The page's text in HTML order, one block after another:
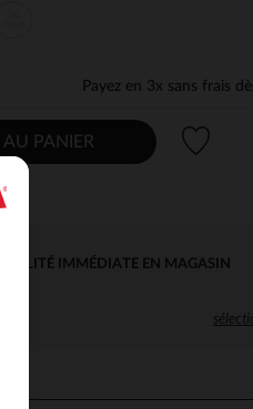
Payez en 3x sans frais
PANIER
IMMÉDIATE EN MAGASIN